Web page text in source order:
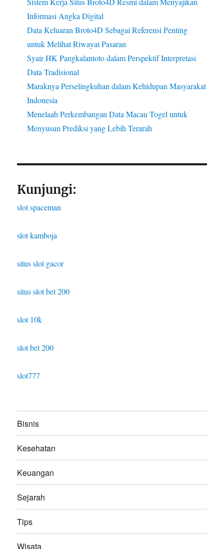
Informasi Angka Digital
Data Keluaran Broto4D Sebagai Referensi Penting
untuk Melihat Riwayat Pasaran
Syair HK Pangkalantoto dalam Perspektif Interpretasi
Data Tradisional
Maraknya Perselingkuhan dalam Kehidupan Masyarakat
Indonesia
Menelaah Perkembangan Data Macau Togel untuk
Menyusun Prediksi yang Lebih Terarah
Kunjungi:
slot spaceman
slot kamboja
situs slot gacor
situs slot bet 200
slot 10k
slot bet 200
slot777
Bisnis
Kesehatan
Keuangan
Sejarah
Tips
Wisata